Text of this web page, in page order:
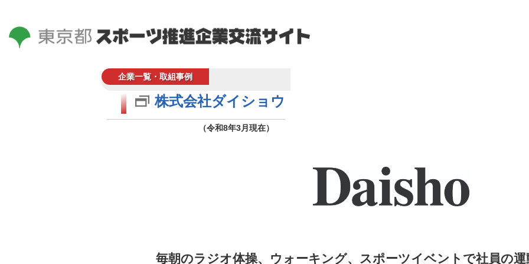
企業一覧・取組事例
株式会社ダイショウ
（令和8年3月現在）
毎朝のラジオ体操、ウォーキング、スポーツイベントで社員の運